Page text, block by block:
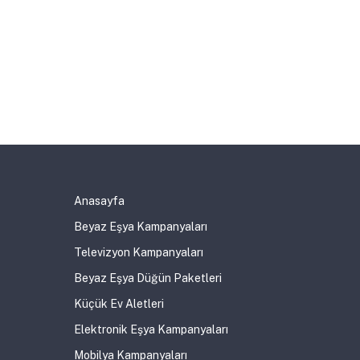
Anasayfa
Beyaz Eşya Kampanyaları
Televizyon Kampanyaları
Beyaz Eşya Düğün Paketleri
Küçük Ev Aletleri
Elektronik Eşya Kampanyaları
Mobilya Kampanyaları